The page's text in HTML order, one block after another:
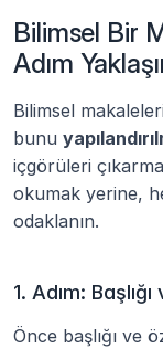
Bilimsel Bir
Adım
Bilimsel
bunu
içgörüleri
okumak yerine,
odaklanın.
1. Adım:
Önce başlığı ve